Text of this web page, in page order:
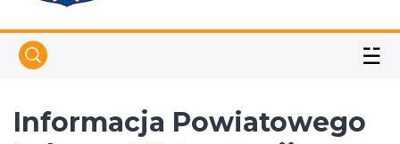
☱
Informacja Powiatowego